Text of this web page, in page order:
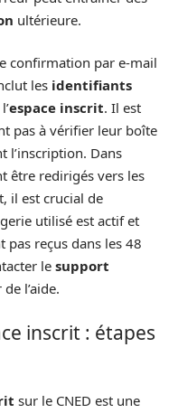
ultérieure.
confirmation par e-mail
les identifiants
espace inscrit. Il est
pas à vérifier leur boîte
l’inscription. Dans
être redirigés vers les
il est crucial de
utilisé est actif et
pas reçus dans les 48
le support
l’aide.
inscrit : étapes
sur le CNED est une